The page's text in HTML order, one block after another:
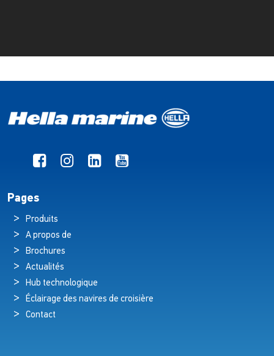
Pages
Produits
A propos de
Brochures
Actualités
Hub technologique
Éclairage des navires de croisière
Contact